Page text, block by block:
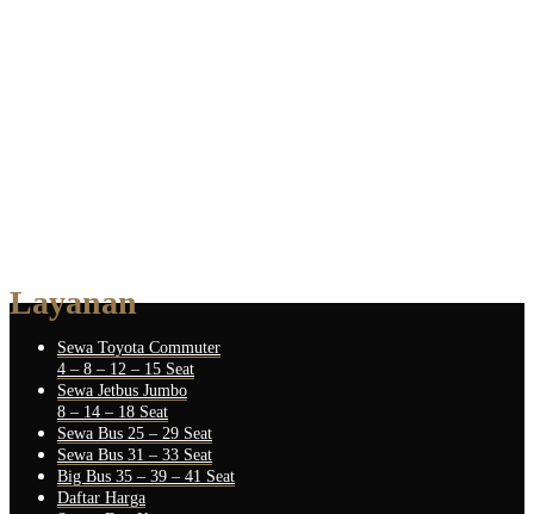
Layanan
Sewa Toyota Commuter
4 – 8 – 12 – 15 Seat
Sewa Jetbus Jumbo
8 – 14 – 18 Seat
Sewa Bus 25 – 29 Seat
Sewa Bus 31 – 33 Seat
Big Bus 35 – 39 – 41 Seat
Daftar Harga